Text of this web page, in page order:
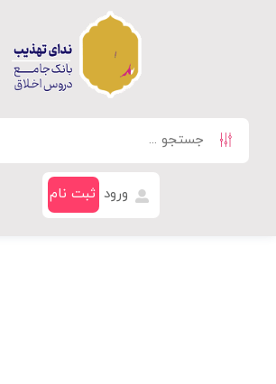
ورود ثبت نام